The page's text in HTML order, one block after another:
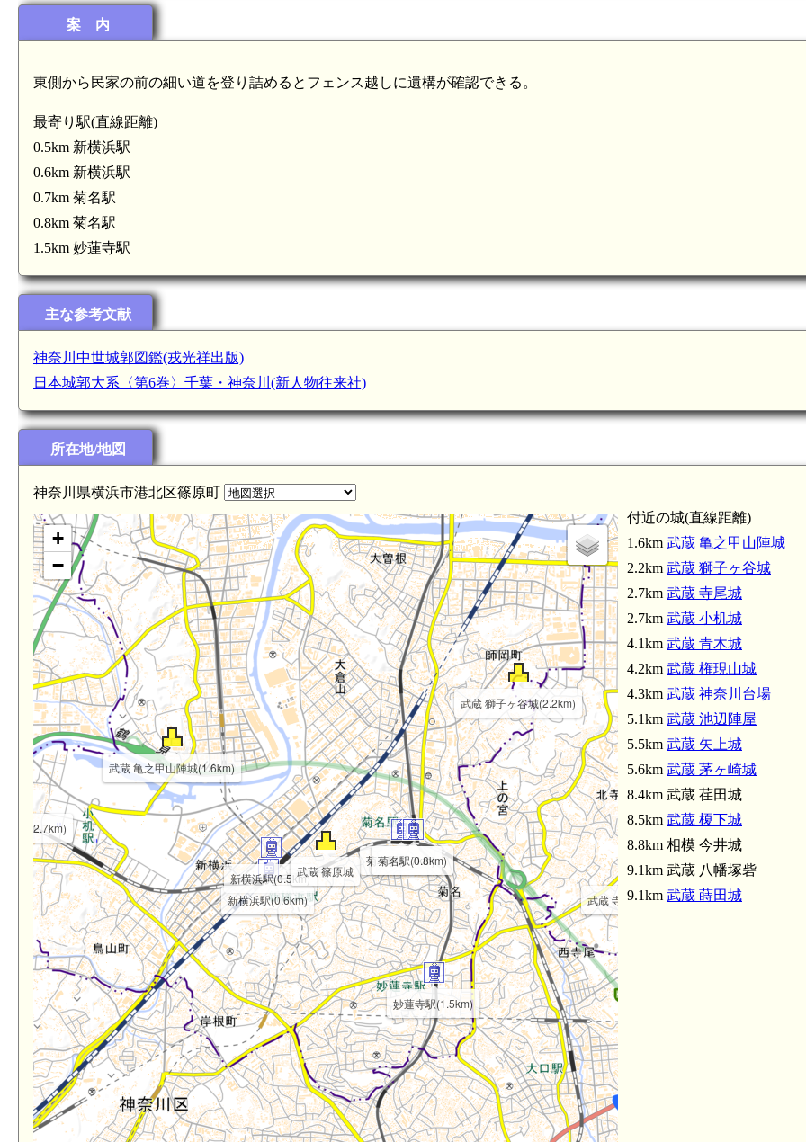
案 内
東側から民家の前の細い道を登り詰めるとフェンス越しに遺構が確認できる。
最寄り駅(直線距離)
0.5km 新横浜駅
0.6km 新横浜駅
0.7km 菊名駅
0.8km 菊名駅
1.5km 妙蓮寺駅
主な参考文献
神奈川中世城郭図鑑(戎光祥出版)
日本城郭大系〈第6巻〉千葉・神奈川(新人物往来社)
所在地/地図
神奈川県横浜市港北区篠原町
新横浜駅(0.5km)
新横浜駅(0.6km)
菊名駅(0.7km)
菊名駅(0.8km)
妙蓮寺駅(1.5km)
武蔵 篠原城
武蔵 亀之甲山陣城(1.6km)
武蔵 獅子ヶ谷城(2.2km)
武蔵 寺尾城(2.7km)
机城(2.7km)
+
−
付近の城(直線距離)
1.6km 武蔵 亀之甲山陣城
2.2km 武蔵 獅子ヶ谷城
2.7km 武蔵 寺尾城
2.7km 武蔵 小机城
4.1km 武蔵 青木城
4.2km 武蔵 権現山城
4.3km 武蔵 神奈川台場
5.1km 武蔵 池辺陣屋
5.5km 武蔵 矢上城
5.6km 武蔵 茅ヶ崎城
8.4km 武蔵 荏田城
8.5km 武蔵 榎下城
8.8km 相模 今井城
9.1km 武蔵 八幡塚砦
9.1km 武蔵 蒔田城